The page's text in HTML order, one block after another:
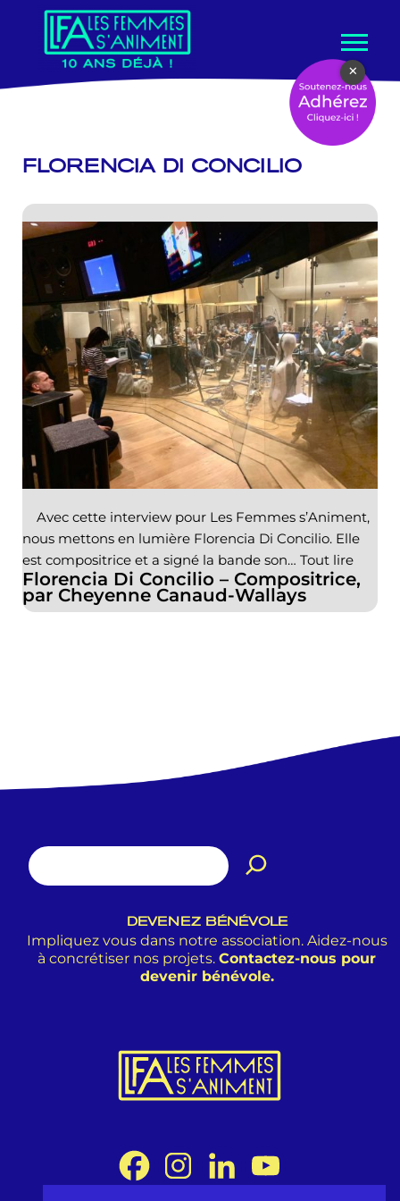
contenu
FLORENCIA DI CONCILIO
Florencia Di Concilio – Compositrice,
par Cheyenne Canaud-Wallays
Avec cette interview pour Les Femmes s’Animent,
nous mettons en lumière Florencia Di Concilio. Elle
est compositrice et a signé la bande son… Tout lire
DEVENEZ BÉNÉVOLE
Impliquez vous dans notre association. Aidez-nous
à concrétiser nos projets. Contactez-nous pour
devenir bénévole.
×